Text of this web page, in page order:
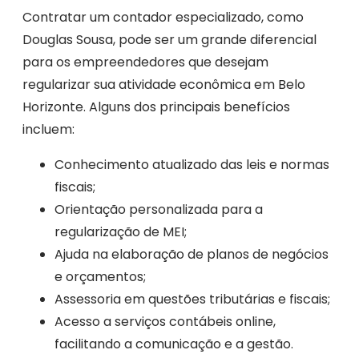
Contratar um contador especializado, como
Douglas Sousa, pode ser um grande diferencial
para os empreendedores que desejam
regularizar sua atividade econômica em Belo
Horizonte. Alguns dos principais benefícios
incluem:
Conhecimento atualizado das leis e normas
fiscais;
Orientação personalizada para a
regularização de MEI;
Ajuda na elaboração de planos de negócios
e orçamentos;
Assessoria em questões tributárias e fiscais;
Acesso a serviços contábeis online,
facilitando a comunicação e a gestão.